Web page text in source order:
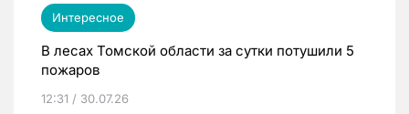
Интересное
В лесах Томской области за сутки потушили 5
пожаров
12:31 / 30.07.26